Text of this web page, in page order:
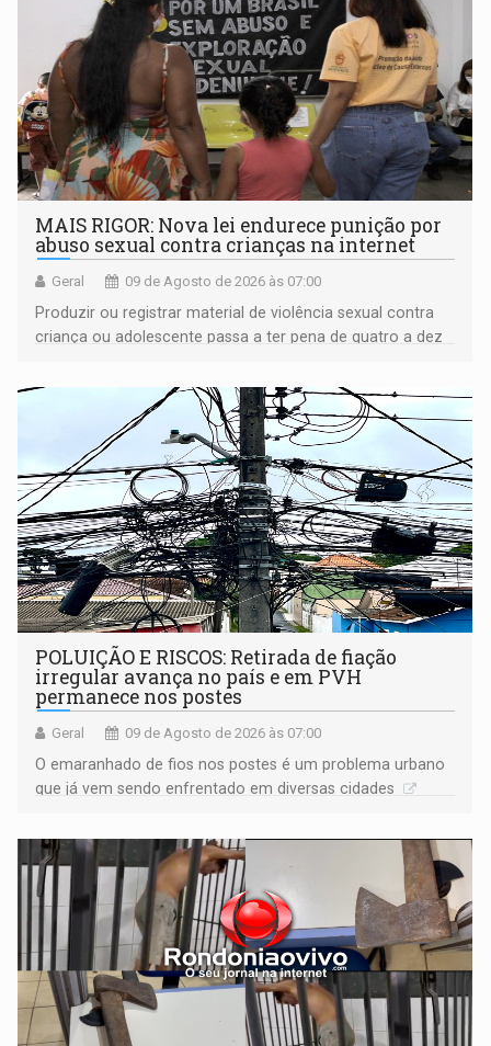
MAIS RIGOR: Nova lei endurece punição por
abuso sexual contra crianças na internet
Geral 09 de Agosto de 2026 às 07:00
Produzir ou registrar material de violência sexual contra
criança ou adolescente passa a ter pena de quatro a dez
POLUIÇÃO E RISCOS: Retirada de fiação
irregular avança no país e em PVH
permanece nos postes
Geral 09 de Agosto de 2026 às 07:00
O emaranhado de fios nos postes é um problema urbano
que já vem sendo enfrentado em diversas cidades